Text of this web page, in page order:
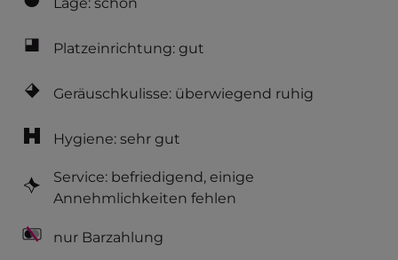
Platzeinrichtung: gut
Geräuschkulisse: überwiegend ruhig
Hygiene: sehr gut
Service: befriedigend, einige
Annehmlichkeiten fehlen
nur Barzahlung